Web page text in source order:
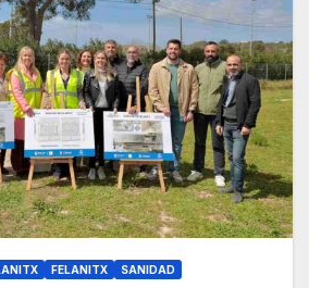
FELANITX SANIDAD